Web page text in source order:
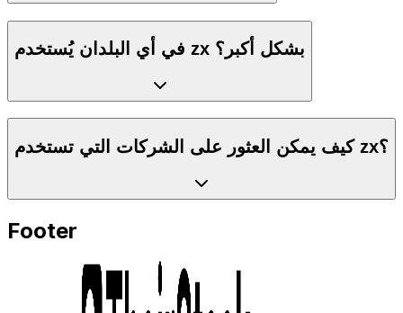
في أي البلدان يُستخدم zx بشكل أكبر؟
كيف يمكن العثور على الشركات التي تستخدم zx؟
Footer